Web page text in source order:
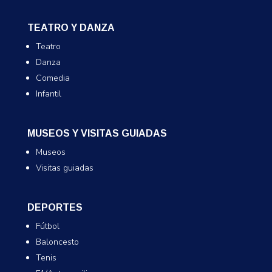
TEATRO Y DANZA
Teatro
Danza
Comedia
Infantil
MUSEOS Y VISITAS GUIADAS
Museos
Visitas guiadas
DEPORTES
Fútbol
Baloncesto
Tenis